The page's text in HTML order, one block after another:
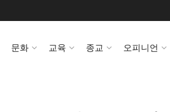
문화 교육 종교 오피니언